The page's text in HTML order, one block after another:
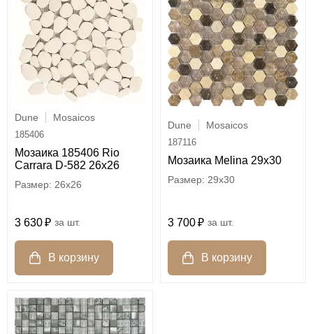
Dune Mosaicos
185406
Мозаика 185406 Rio
Carrara D-582 26x26
26x26
3 630 шт.
Dune Mosaicos
187116
Мозаика Melina 29x30
29x30
3 700 шт.